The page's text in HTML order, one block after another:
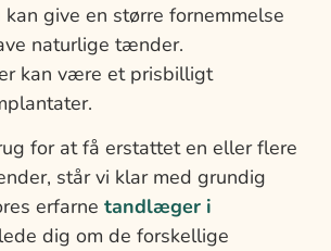
give en større fornemmelse
naturlige tænder.
kan være et prisbilligt
for at få erstattet en eller flere
står vi klar med grundig
erfarne tandlæger i
dig om de forskellige